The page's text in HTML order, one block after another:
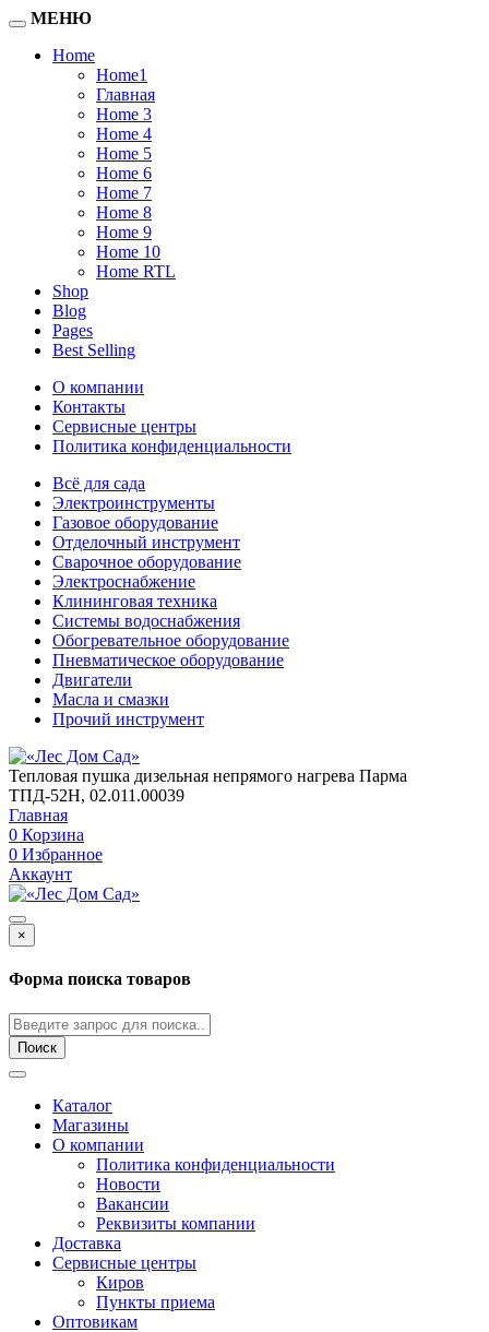
МЕНЮ
Home
Home1
Главная
Home 3
Home 4
Home 5
Home 6
Home 7
Home 8
Home 9
Home 10
Home RTL
Shop
Blog
Pages
Best Selling
О компании
Контакты
Сервисные центры
Политика конфиденциальности
Всё для сада
Электроинструменты
Газовое оборудование
Отделочный инструмент
Сварочное оборудование
Электроснабжение
Клининговая техника
Системы водоснабжения
Обогревательное оборудование
Пневматическое оборудование
Двигатели
Масла и смазки
Прочий инструмент
Тепловая пушка дизельная непрямого нагрева Парма
ТПД-52Н, 02.011.00039
Главная
0 Корзина
0 Избранное
Аккаунт
×
Форма поиска товаров
Поиск
Каталог
Магазины
О компании
Политика конфиденциальности
Новости
Вакансии
Реквизиты компании
Доставка
Сервисные центры
Киров
Пункты приема
Оптовикам